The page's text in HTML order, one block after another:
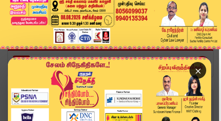
×
Home
வீடியோ ஸ்டோரி
“தமிழக அரசு கடமையை செய்ய தவறியது” – நீதிமன்றத்த...